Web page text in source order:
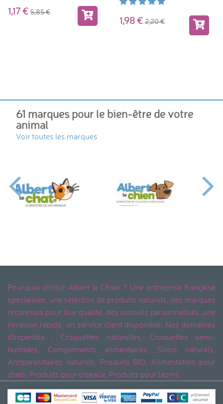
1,17 5,85
1,98 2,20
61 marques pour le bien-être de votre
animal
Voir toutes les marques
Pourquoi choisir Albert le Chien ? Une entreprise française
spécialisée, une sélection de produits naturels, des marques
reconnues pour leur qualité, des conseils personnalisés, une
livraison rapide, un service client disponible. Nos domaines
d'expertise ; Croquettes naturelles, Croquettes semi-
humides, Compléments alimentaires, Soins naturels,
Antiparasitaires naturels, Produits BIO, Alimentation pour
chats, Produits pour oiseaux, Produits pour lapins.